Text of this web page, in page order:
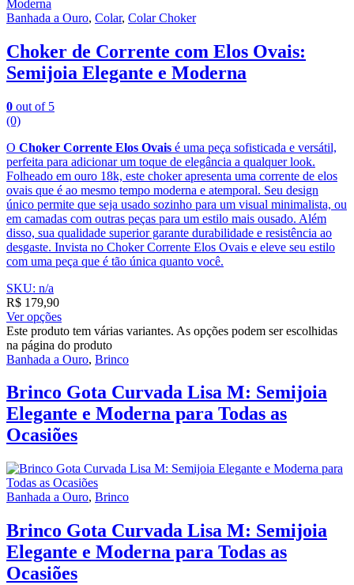
Banhada a Ouro, Colar, Colar Choker
Choker de Corrente com Elos Ovais:
Semijoia Elegante e Moderna
0 out of 5
(0)
O Choker Corrente Elos Ovais é uma peça sofisticada e versátil,
perfeita para adicionar um toque de elegância a qualquer look.
Folheado em ouro 18k, este choker apresenta uma corrente de elos
ovais que é ao mesmo tempo moderna e atemporal. Seu design
único permite que seja usado sozinho para um visual minimalista, ou
em camadas com outras peças para um estilo mais ousado. Além
disso, sua qualidade superior garante durabilidade e resistência ao
desgaste. Invista no Choker Corrente Elos Ovais e eleve seu estilo
com uma peça que é tão única quanto você.
SKU: n/a
R$ 179,90
Ver opções
Este produto tem várias variantes. As opções podem ser escolhidas
na página do produto
Banhada a Ouro, Brinco
Brinco Gota Curvada Lisa M: Semijoia
Elegante e Moderna para Todas as
Ocasiões
Banhada a Ouro, Brinco
Brinco Gota Curvada Lisa M: Semijoia
Elegante e Moderna para Todas as
Ocasiões